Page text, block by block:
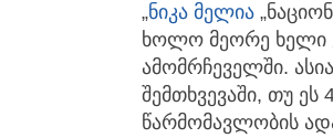
„ნიკა მელია
ხოლო მეორე ხელი
ამომრჩეველში.
შემთხვევაში, თუ ეს
წარმომავლობის